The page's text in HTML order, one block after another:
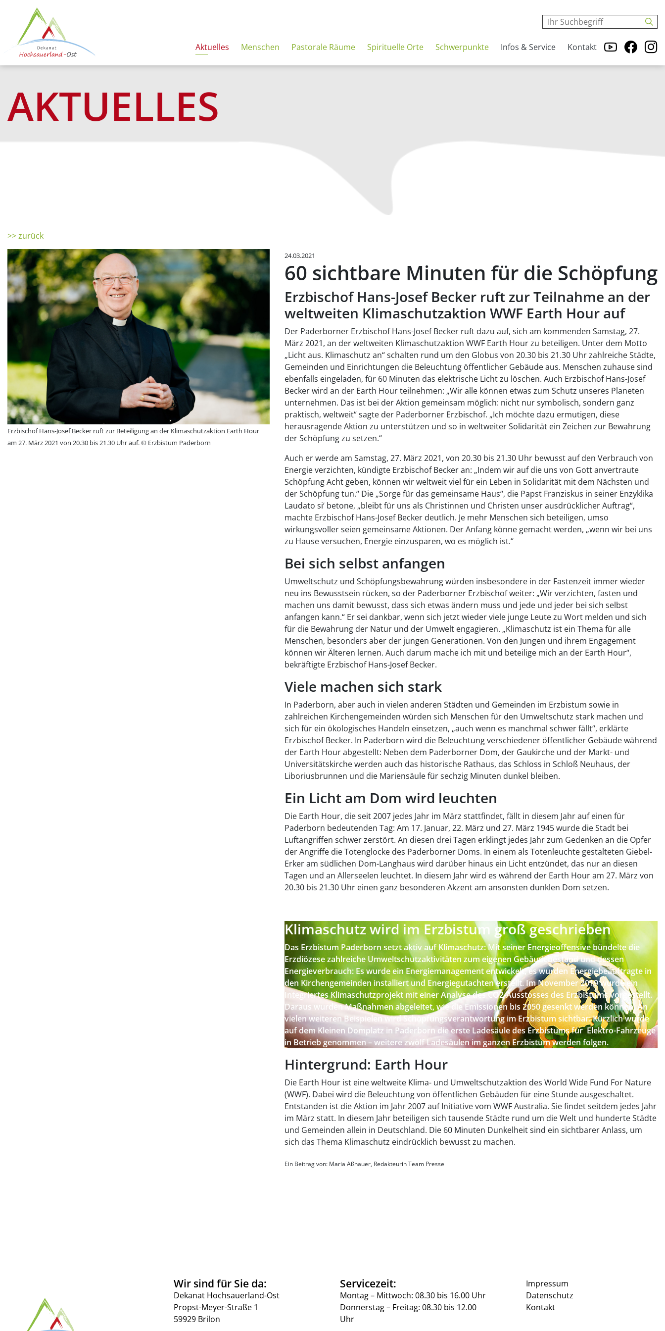
Aktuelles Menschen Pastorale Räume Spirituelle Orte Schwerpunkte Infos & Service Kontakt
AKTUELLES
>> zurück
Erzbischof Hans-Josef Becker ruft zur Beteiligung an der Klimaschutzaktion Earth Hour
am 27. März 2021 von 20.30 bis 21.30 Uhr auf. © Erzbistum Paderborn
24.03.2021
60 sichtbare Minuten für die Schöpfung
Erzbischof Hans-Josef Becker ruft zur Teilnahme an der
weltweiten Klimaschutzaktion WWF Earth Hour auf
Der Paderborner Erzbischof Hans-Josef Becker ruft dazu auf, sich am kommenden Samstag, 27.
März 2021, an der weltweiten Klimaschutzaktion WWF Earth Hour zu beteiligen. Unter dem Motto
„Licht aus. Klimaschutz an“ schalten rund um den Globus von 20.30 bis 21.30 Uhr zahlreiche Städte,
Gemeinden und Einrichtungen die Beleuchtung öffentlicher Gebäude aus. Menschen zuhause sind
ebenfalls eingeladen, für 60 Minuten das elektrische Licht zu löschen. Auch Erzbischof Hans-Josef
Becker wird an der Earth Hour teilnehmen: „Wir alle können etwas zum Schutz unseres Planeten
unternehmen. Das ist bei der Aktion gemeinsam möglich: nicht nur symbolisch, sondern ganz
praktisch, weltweit“ sagte der Paderborner Erzbischof. „Ich möchte dazu ermutigen, diese
herausragende Aktion zu unterstützen und so in weltweiter Solidarität ein Zeichen zur Bewahrung
der Schöpfung zu setzen.“
Auch er werde am Samstag, 27. März 2021, von 20.30 bis 21.30 Uhr bewusst auf den Verbrauch von
Energie verzichten, kündigte Erzbischof Becker an: „Indem wir auf die uns von Gott anvertraute
Schöpfung Acht geben, können wir weltweit viel für ein Leben in Solidarität mit dem Nächsten und
der Schöpfung tun.“ Die „Sorge für das gemeinsame Haus“, die Papst Franziskus in seiner Enzyklika
Laudato si‘ betone, „bleibt für uns als Christinnen und Christen unser ausdrücklicher Auftrag“,
machte Erzbischof Hans-Josef Becker deutlich. Je mehr Menschen sich beteiligen, umso
wirkungsvoller seien gemeinsame Aktionen. Der Anfang könne gemacht werden, „wenn wir bei uns
zu Hause versuchen, Energie einzusparen, wo es möglich ist.“
Bei sich selbst anfangen
Umweltschutz und Schöpfungsbewahrung würden insbesondere in der Fastenzeit immer wieder
neu ins Bewusstsein rücken, so der Paderborner Erzbischof weiter: „Wir verzichten, fasten und
machen uns damit bewusst, dass sich etwas ändern muss und jede und jeder bei sich selbst
anfangen kann.“ Er sei dankbar, wenn sich jetzt wieder viele junge Leute zu Wort melden und sich
für die Bewahrung der Natur und der Umwelt engagieren. „Klimaschutz ist ein Thema für alle
Menschen, besonders aber der jungen Generationen. Von den Jungen und ihrem Engagement
können wir Älteren lernen. Auch darum mache ich mit und beteilige mich an der Earth Hour“,
bekräftigte Erzbischof Hans-Josef Becker.
Viele machen sich stark
In Paderborn, aber auch in vielen anderen Städten und Gemeinden im Erzbistum sowie in
zahlreichen Kirchengemeinden würden sich Menschen für den Umweltschutz stark machen und
sich für ein ökologisches Handeln einsetzen, „auch wenn es manchmal schwer fällt“, erklärte
Erzbischof Becker. In Paderborn wird die Beleuchtung verschiedener öffentlicher Gebäude während
der Earth Hour abgestellt: Neben dem Paderborner Dom, der Gaukirche und der Markt- und
Universitätskirche werden auch das historische Rathaus, das Schloss in Schloß Neuhaus, der
Liboriusbrunnen und die Mariensäule für sechzig Minuten dunkel bleiben.
Ein Licht am Dom wird leuchten
Die Earth Hour, die seit 2007 jedes Jahr im März stattfindet, fällt in diesem Jahr auf einen für
Paderborn bedeutenden Tag: Am 17. Januar, 22. März und 27. März 1945 wurde die Stadt bei
Luftangriffen schwer zerstört. An diesen drei Tagen erklingt jedes Jahr zum Gedenken an die Opfer
der Angriffe die Totenglocke des Paderborner Doms. In einem als Totenleuchte gestalteten Giebel-
Erker am südlichen Dom-Langhaus wird darüber hinaus ein Licht entzündet, das nur an diesen
Tagen und an Allerseelen leuchtet. In diesem Jahr wird es während der Earth Hour am 27. März von
20.30 bis 21.30 Uhr einen ganz besonderen Akzent am ansonsten dunklen Dom setzen.
Klimaschutz wird im Erzbistum groß geschrieben
Das Erzbistum Paderborn setzt aktiv auf Klimaschutz: Mit seiner Energieoffensive bündelte die
Erzdiözese zahlreiche Umweltschutzaktivitäten zum eigenen Gebäudebestand und dessen
Energieverbrauch: Es wurde ein Energiemanagement entwickelt, es wurden Energiebeauftragte in
den Kirchengemeinden installiert und Energiegutachten erstellt. Im November 2019 wurde ein
Integriertes Klimaschutzprojekt mit einer Analyse des CO2-Ausstosses des Erzbistums vorgestellt.
Daraus wurden Maßnahmen abgeleitet, wie die Emissionen bis 2050 gesenkt werden können. An
vielen weiteren Beispielen wird Schöpfungsverantwortung im Erzbistum sichtbar: Kürzlich wurde
auf dem Kleinen Domplatz in Paderborn die erste Ladesäule des Erzbistums für Elektro-Fahrzeuge
in Betrieb genommen – weitere zwölf Ladesäulen im ganzen Erzbistum werden folgen.
Hintergrund: Earth Hour
Die Earth Hour ist eine weltweite Klima- und Umweltschutzaktion des World Wide Fund For Nature
(WWF). Dabei wird die Beleuchtung von öffentlichen Gebäuden für eine Stunde ausgeschaltet.
Entstanden ist die Aktion im Jahr 2007 auf Initiative vom WWF Australia. Sie findet seitdem jedes Jahr
im März statt. In diesem Jahr beteiligen sich tausende Städte rund um die Welt und hunderte Städte
und Gemeinden allein in Deutschland. Die 60 Minuten Dunkelheit sind ein sichtbarer Anlass, um
sich das Thema Klimaschutz eindrücklich bewusst zu machen.
Ein Beitrag von: Maria Aßhauer, Redakteurin Team Presse
Wir sind für Sie da:
Dekanat Hochsauerland-Ost
Propst-Meyer-Straße 1
59929 Brilon
Servicezeit:
Montag – Mittwoch: 08.30 bis 16.00 Uhr
Donnerstag – Freitag: 08.30 bis 12.00
Uhr
Impressum
Datenschutz
Kontakt